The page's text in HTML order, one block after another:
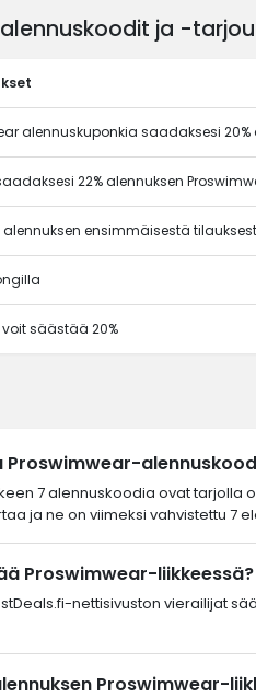
ja -
alennuskuponkia saadaksesi 20%
22% alennuksen
ensimmäisestä
säästää 20%
7 alennuskoodia ovat tarjolla
ja ne on viimeksi vahvistettu 7
Proswimwear-liikkeessä?
nettisivuston vierailijat
Proswimwear-